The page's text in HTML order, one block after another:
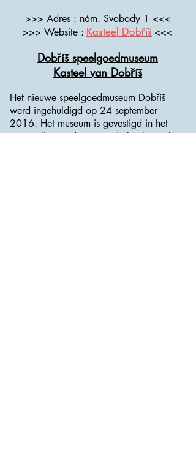
>>> Adres : nám. Svobody 1 <<<
>>> Website : Kasteel Dobříš <<<
Dobříš speelgoedmuseum
Kasteel van Dobříš
Het nieuwe speelgoedmuseum Dobříš
werd ingehuldigd op 24 september
2016. Het museum is gevestigd in het
voormalige stadsmuseum in het kasteel